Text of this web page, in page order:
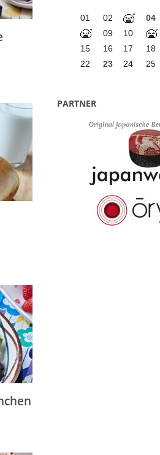
01 02 04
09
10
15
16 17 18
22
23 24 25
PARTNER